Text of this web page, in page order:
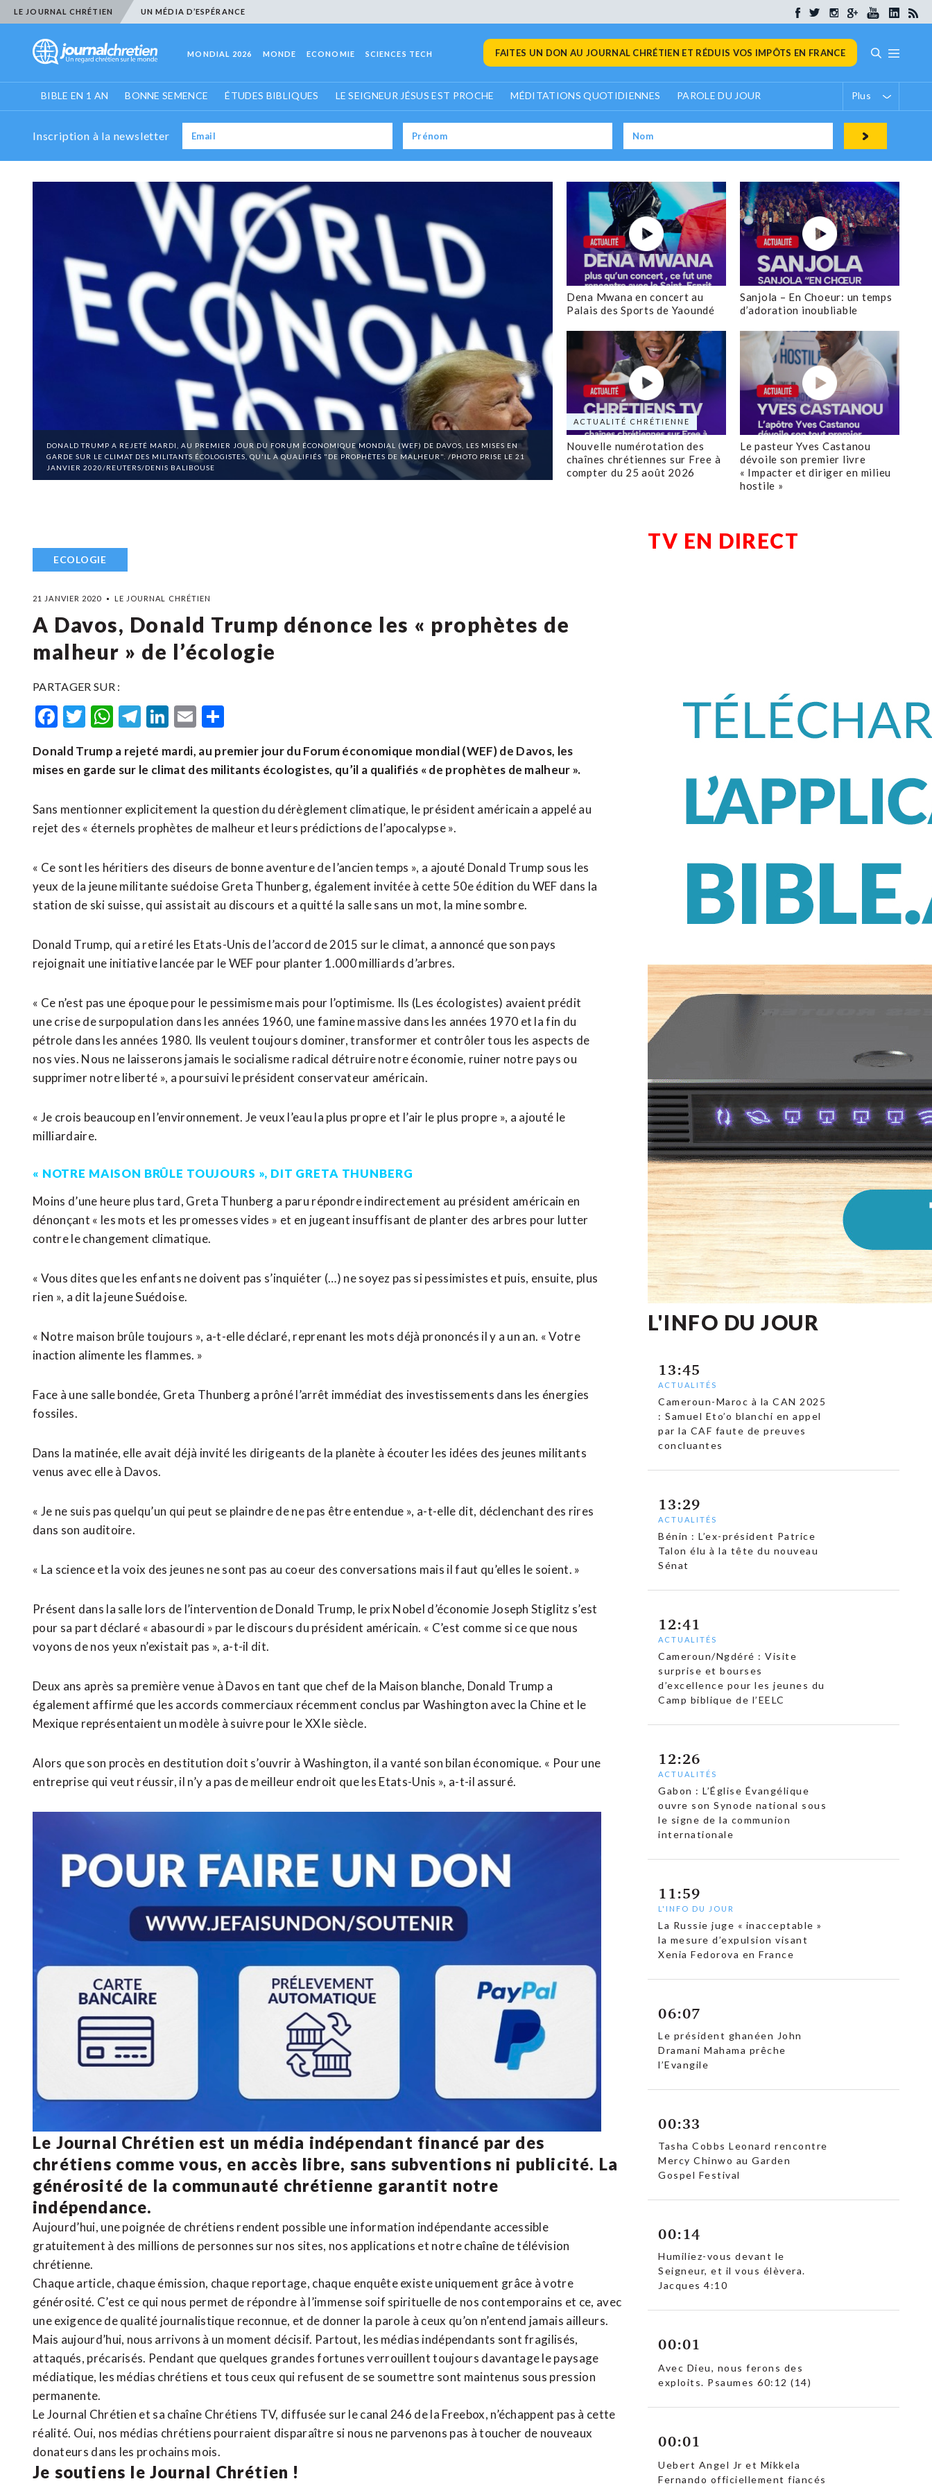
LE JOURNAL CHRÉTIEN UN MÉDIA D’ESPÉRANCE
MONDIAL 2026 MONDE ECONOMIE SCIENCES TECH FAITES UN DON AU JOURNAL CHRÉTIEN ET RÉDUIS VOS IMPÔTS EN FRANCE
BIBLE EN 1 AN BONNE SEMENCE ÉTUDES BIBLIQUES LE SEIGNEUR JÉSUS EST PROCHE MÉDITATIONS QUOTIDIENNES PAROLE DU JOUR Plus
Inscription à la newsletter
DONALD TRUMP A REJETÉ MARDI, AU PREMIER JOUR DU FORUM ÉCONOMIQUE MONDIAL (WEF) DE DAVOS, LES MISES EN
GARDE SUR LE CLIMAT DES MILITANTS ÉCOLOGISTES, QU'IL A QUALIFIÉS "DE PROPHÈTES DE MALHEUR". /PHOTO PRISE LE 21
JANVIER 2020/REUTERS/DENIS BALIBOUSE
Dena Mwana en concert au
Palais des Sports de Yaoundé
Sanjola – En Choeur: un temps
d’adoration inoubliable
ACTUALITÉ CHRÉTIENNE
Nouvelle numérotation des
chaînes chrétiennes sur Free à
compter du 25 août 2026
Le pasteur Yves Castanou
dévoile son premier livre
« Impacter et diriger en milieu
hostile »
ECOLOGIE
21 JANVIER 2020 LE JOURNAL CHRÉTIEN
A Davos, Donald Trump dénonce les « prophètes de
malheur » de l’écologie
PARTAGER SUR :
Facebook
Twitter
WhatsApp
Telegram
LinkedIn
Email
Donald Trump a rejeté mardi, au premier jour du Forum économique mondial (WEF) de Davos, les
mises en garde sur le climat des militants écologistes, qu’il a qualifiés « de prophètes de malheur ».
Sans mentionner explicitement la question du dérèglement climatique, le président américain a appelé au
rejet des « éternels prophètes de malheur et leurs prédictions de l’apocalypse ».
« Ce sont les héritiers des diseurs de bonne aventure de l’ancien temps », a ajouté Donald Trump sous les
yeux de la jeune militante suédoise Greta Thunberg, également invitée à cette 50e édition du WEF dans la
station de ski suisse, qui assistait au discours et a quitté la salle sans un mot, la mine sombre.
Donald Trump, qui a retiré les Etats-Unis de l’accord de 2015 sur le climat, a annoncé que son pays
rejoignait une initiative lancée par le WEF pour planter 1.000 milliards d’arbres.
« Ce n’est pas une époque pour le pessimisme mais pour l’optimisme. Ils (Les écologistes) avaient prédit
une crise de surpopulation dans les années 1960, une famine massive dans les années 1970 et la fin du
pétrole dans les années 1980. Ils veulent toujours dominer, transformer et contrôler tous les aspects de
nos vies. Nous ne laisserons jamais le socialisme radical détruire notre économie, ruiner notre pays ou
supprimer notre liberté », a poursuivi le président conservateur américain.
« Je crois beaucoup en l’environnement. Je veux l’eau la plus propre et l’air le plus propre », a ajouté le
milliardaire.
« NOTRE MAISON BRÛLE TOUJOURS », DIT GRETA THUNBERG
Moins d’une heure plus tard, Greta Thunberg a paru répondre indirectement au président américain en
dénonçant « les mots et les promesses vides » et en jugeant insuffisant de planter des arbres pour lutter
contre le changement climatique.
« Vous dites que les enfants ne doivent pas s’inquiéter (…) ne soyez pas si pessimistes et puis, ensuite, plus
rien », a dit la jeune Suédoise.
« Notre maison brûle toujours », a-t-elle déclaré, reprenant les mots déjà prononcés il y a un an. « Votre
inaction alimente les flammes. »
Face à une salle bondée, Greta Thunberg a prôné l’arrêt immédiat des investissements dans les énergies
fossiles.
Dans la matinée, elle avait déjà invité les dirigeants de la planète à écouter les idées des jeunes militants
venus avec elle à Davos.
« Je ne suis pas quelqu’un qui peut se plaindre de ne pas être entendue », a-t-elle dit, déclenchant des rires
dans son auditoire.
« La science et la voix des jeunes ne sont pas au coeur des conversations mais il faut qu’elles le soient. »
Présent dans la salle lors de l’intervention de Donald Trump, le prix Nobel d’économie Joseph Stiglitz s’est
pour sa part déclaré « abasourdi » par le discours du président américain. « C’est comme si ce que nous
voyons de nos yeux n’existait pas », a-t-il dit.
Deux ans après sa première venue à Davos en tant que chef de la Maison blanche, Donald Trump a
également affirmé que les accords commerciaux récemment conclus par Washington avec la Chine et le
Mexique représentaient un modèle à suivre pour le XXIe siècle.
Alors que son procès en destitution doit s’ouvrir à Washington, il a vanté son bilan économique. « Pour une
entreprise qui veut réussir, il n’y a pas de meilleur endroit que les Etats-Unis », a-t-il assuré.
Le Journal Chrétien est un média indépendant financé par des
chrétiens comme vous, en accès libre, sans subventions ni publicité. La
générosité de la communauté chrétienne garantit notre
indépendance.
Aujourd’hui, une poignée de chrétiens rendent possible une information indépendante accessible
gratuitement à des millions de personnes sur nos sites, nos applications et notrechaîne de télévision
chrétienne.
Chaque article, chaque émission, chaque reportage, chaque enquête existe uniquement grâce à votre
générosité. C’est ce qui nous permet de répondre à l’immense soif spirituelle de nos contemporains et ce, avec
une exigence de qualité journalistique reconnue, et de donner la parole à ceux qu’on n’entend jamais ailleurs.
Mais aujourd’hui, nous arrivons à un moment décisif. Partout, les médias indépendants sont fragilisés,
attaqués, précarisés. Pendant que quelques grandes fortunes verrouillent toujours davantage le paysage
médiatique, les médias chrétiens et tous ceux qui refusent de se soumettre sont maintenus sous pression
permanente.
Le Journal Chrétien et sa chaîne Chrétiens TV, diffusée sur le canal 246 de la Freebox, n’échappent pas à cette
réalité. Oui, nos médias chrétiens pourraient disparaître si nous ne parvenons pas à toucher de nouveaux
donateurs dans les prochains mois.
Je soutiens le Journal Chrétien !
TV EN DIRECT
L'INFO DU JOUR
13:45
ACTUALITÉS
Cameroun-Maroc à la CAN 2025
: Samuel Eto’o blanchi en appel
par la CAF faute de preuves
concluantes
13:29
ACTUALITÉS
Bénin : L’ex-président Patrice
Talon élu à la tête du nouveau
Sénat
12:41
ACTUALITÉS
Cameroun/Ngdéré : Visite
surprise et bourses
d’excellence pour les jeunes du
Camp biblique de l’EELC
12:26
ACTUALITÉS
Gabon : L’Église Évangélique
ouvre son Synode national sous
le signe de la communion
internationale
11:59
L'INFO DU JOUR
La Russie juge « inacceptable »
la mesure d’expulsion visant
Xenia Fedorova en France
06:07
Le président ghanéen John
Dramani Mahama prêche
l’Evangile
00:33
Tasha Cobbs Leonard rencontre
Mercy Chinwo au Garden
Gospel Festival
00:14
Humiliez-vous devant le
Seigneur, et il vous élèvera.
Jacques 4:10
00:01
Avec Dieu, nous ferons des
exploits. Psaumes 60:12 (14)
00:01
Uebert Angel Jr et Mikkela
Fernando officiellement fiancés